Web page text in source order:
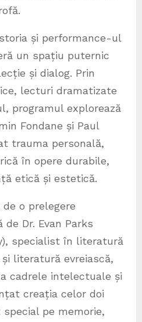
și performance-ul
un spațiu puternic
și dialog. Prin
lecturi dramatizate
programul explorează
Fondane și Paul
trauma personală,
în opere durabile,
etică și estetică.
o prelegere
Dr. Evan Parks
specialist în literatură
literatură evreiască,
cadrele intelectuale și
creația celor doi
pe memorie,